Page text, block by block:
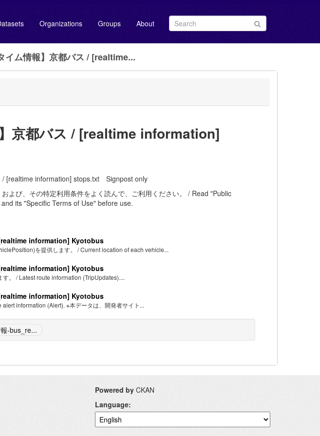
Organizations Groups About
イム情報】京都バス / [realtime...
】京都バス / [realtime information]
/ [realtime information] stops.txt Signpost only
よび、その特定利用条件をよく読んで、ご利用ください。 / Read "Public
its "Specific Terms of Use" before use.
[realtime information] Kyotobus
を提供します。 / Current location of each vehicle...
[realtime information] Kyotobus
。 / Latest route information (TripUpdates)....
[realtime information] Kyotobus
information (Alert). ※本データは、開発者サイト...
-bus_re...
Powered by CKAN
Language